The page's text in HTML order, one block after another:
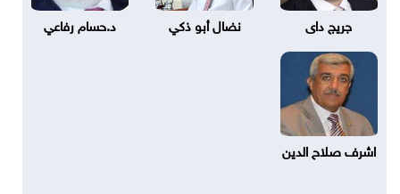
جريج داى نضال أبو ذكي د.حسام رفاعي
اشرف صلاح الدين